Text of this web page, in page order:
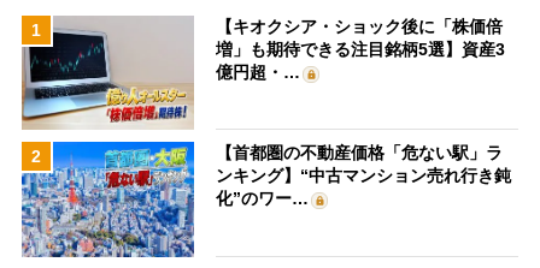
1
【キオクシア・ショック後に「株価倍
増」も期待できる注目銘柄5選】資産3
億円超・…
2
【首都圏の不動産価格「危ない駅」ラ
ンキング】“中古マンション売れ行き鈍
化”のワー…